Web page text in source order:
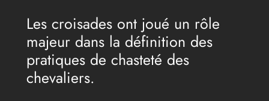
Les croisades ont joué un rôle
majeur dans la définition des
pratiques de chasteté des
chevaliers.